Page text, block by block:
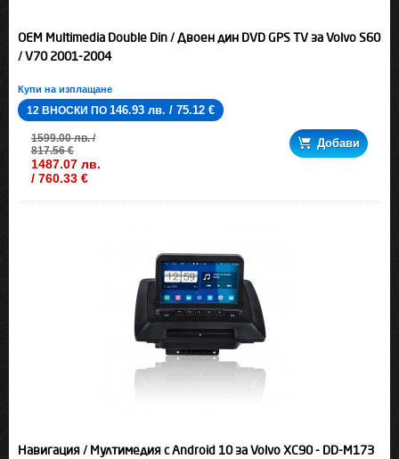
OEM Multimedia Double Din / Двоен дин DVD GPS TV за Volvo S60
/ V70 2001-2004
Купи на изплащане
12 ВНОСКИ ПО 146.93 лв. / 75.12 €
1599.00 лв. /
817.56 €
1487.07 лв.
/ 760.33 €
Добави
Навигация / Мултимедия с Android 10 за Volvo XC90 - DD-M173